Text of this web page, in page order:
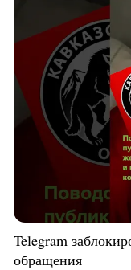
Telegram
обращения